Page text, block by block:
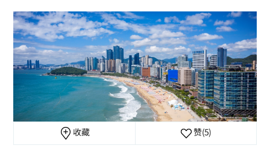
收藏 赞(5)